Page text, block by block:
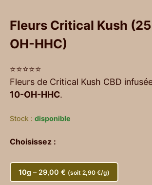
Fleurs Critical Kush
OH-HHC)
⭐⭐⭐⭐⭐
Fleurs de Critical Kush CBD
10-OH-HHC.
Stock : disponible
Choisissez :
10g – 29,00 € (soit 2,90 €/g)